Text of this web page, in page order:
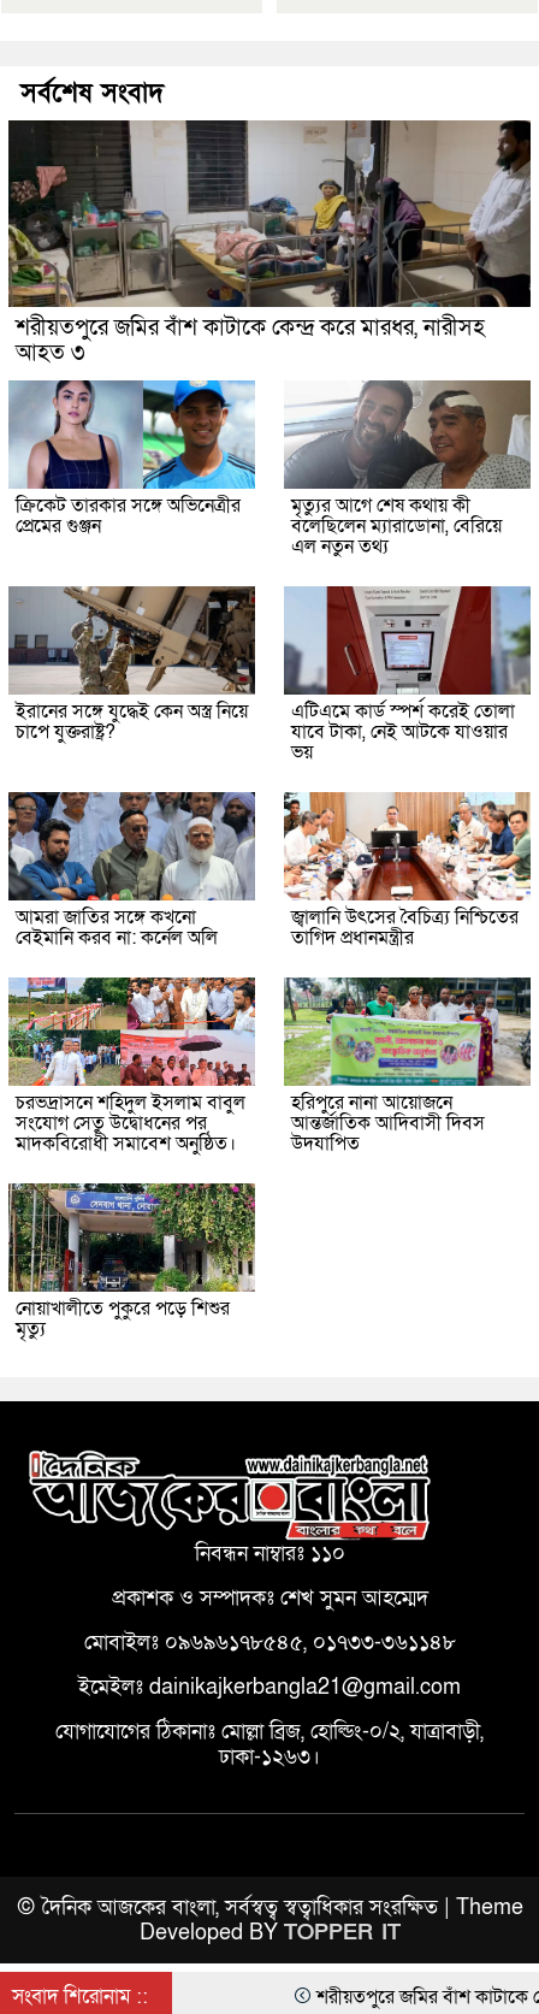
সর্বশেষ সংবাদ
শরীয়তপুরে জমির বাঁশ কাটাকে কেন্দ্র করে মারধর, নারীসহ
আহত ৩
ক্রিকেট তারকার সঙ্গে অভিনেত্রীর
প্রেমের গুঞ্জন
মৃত্যুর আগে শেষ কথায় কী
বলেছিলেন ম্যারাডোনা, বেরিয়ে
এল নতুন তথ্য
ইরানের সঙ্গে যুদ্ধেই কেন অস্ত্র নিয়ে
চাপে যুক্তরাষ্ট্র?
এটিএমে কার্ড স্পর্শ করেই তোলা
যাবে টাকা, নেই আটকে যাওয়ার
ভয়
আমরা জাতির সঙ্গে কখনো
বেইমানি করব না: কর্নেল অলি
জ্বালানি উৎসের বৈচিত্র্য নিশ্চিতের
তাগিদ প্রধানমন্ত্রীর
চরভদ্রাসনে শহিদুল ইসলাম বাবুল
সংযোগ সেতু উদ্বোধনের পর
মাদকবিরোধী সমাবেশ অনুষ্ঠিত।
হরিপুরে নানা আয়োজনে
আন্তর্জাতিক আদিবাসী দিবস
উদযাপিত
নোয়াখালীতে পুকুরে পড়ে শিশুর
মৃত্যু
নিবন্ধন নাম্বারঃ ১১০
প্রকাশক ও সম্পাদকঃ শেখ সুমন আহম্মেদ
মোবাইলঃ ০৯৬৯৬১৭৮৫৪৫, ০১৭৩৩-৩৬১১৪৮
ইমেইলঃ dainikajkerbangla21@gmail.com
যোগাযোগের ঠিকানাঃ মোল্লা ব্রিজ, হোল্ডিং-০/২, যাত্রাবাড়ী,
ঢাকা-১২৬৩।
© দৈনিক আজকের বাংলা, সর্বস্বত্ব স্বত্বাধিকার সংরক্ষিত | Theme
Developed BY TOPPER IT
সংবাদ শিরোনাম :: শরীয়তপুরে জমির বাঁশ কাটাকে